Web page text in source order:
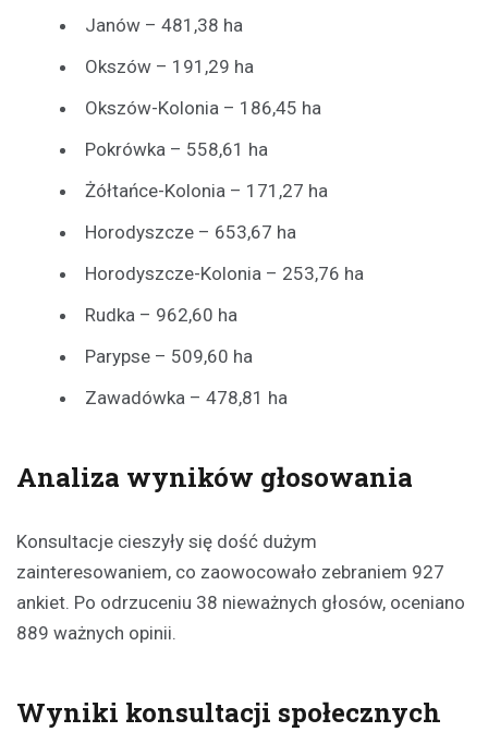
Janów – 481,38 ha
Okszów – 191,29 ha
Okszów-Kolonia – 186,45 ha
Pokrówka – 558,61 ha
Żółtańce-Kolonia – 171,27 ha
Horodyszcze – 653,67 ha
Horodyszcze-Kolonia – 253,76 ha
Rudka – 962,60 ha
Parypse – 509,60 ha
Zawadówka – 478,81 ha
Analiza wyników głosowania
Konsultacje cieszyły się dość dużym
zainteresowaniem, co zaowocowało zebraniem 927
ankiet. Po odrzuceniu 38 nieważnych głosów, oceniano
889 ważnych opinii.
Wyniki konsultacji społecznych